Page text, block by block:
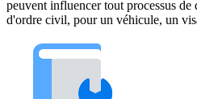
peuvent influencer tout processus de
d'ordre civil, pour un véhicule, un